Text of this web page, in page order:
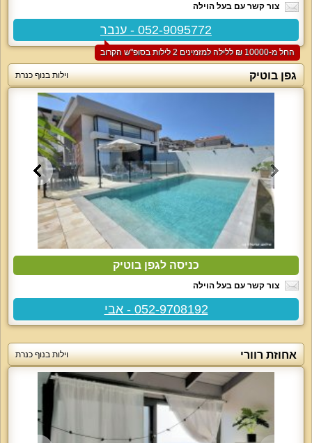
צור קשר עם בעל הוילה
052-9095772 - ענבר
החל מ-‏10000 ₪ ללילה למזמינים 2 לילות בסופ"ש הקרוב
גפן בוטיק וילות בנוף כנרת
כניסה לגפן בוטיק
צור קשר עם בעל הוילה
052-9708192 - אבי
אחוזת רוורי וילות בנוף כנרת